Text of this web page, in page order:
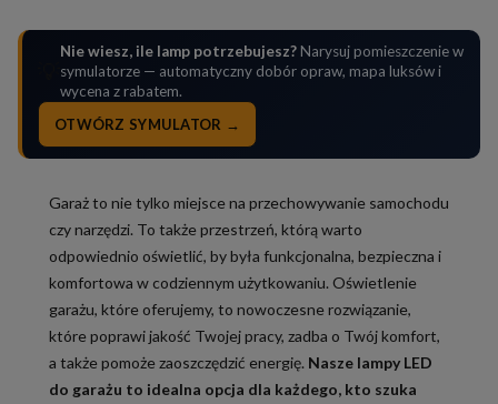
Nie wiesz, ile lamp potrzebujesz? Narysuj pomieszczenie w
symulatorze — automatyczny dobór opraw, mapa luksów i
wycena z rabatem.
OTWÓRZ SYMULATOR →
Garaż to nie tylko miejsce na przechowywanie samochodu
czy narzędzi. To także przestrzeń, którą warto
odpowiednio oświetlić, by była funkcjonalna, bezpieczna i
komfortowa w codziennym użytkowaniu. Oświetlenie
garażu, które oferujemy, to nowoczesne rozwiązanie,
które poprawi jakość Twojej pracy, zadba o Twój komfort,
a także pomoże zaoszczędzić energię. Nasze lampy LED
do garażu to idealna opcja dla każdego, kto szuka